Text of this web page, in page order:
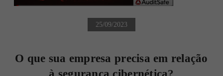
25/09/2023
O que sua empresa precisa em relação